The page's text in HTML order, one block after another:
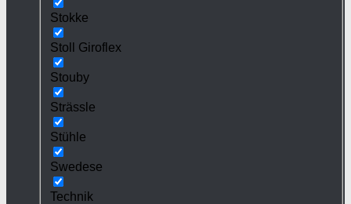
Stokke
Stoll Giroflex
Stouby
Strässle
Stühle
Swedese
Technik